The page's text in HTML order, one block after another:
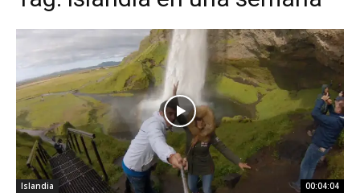
Thru
My
Islandia 00:04:04